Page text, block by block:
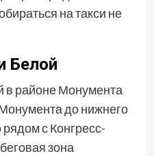
на такси не
Белой
в районе Монумента
до нижнего
с Конгресс-
зона